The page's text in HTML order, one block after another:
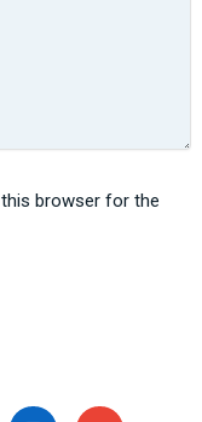
browser for the